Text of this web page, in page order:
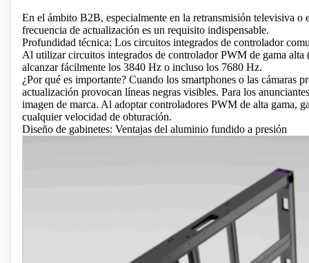
En el ámbito B2B, especialmente en la retransmisión televisiva o
frecuencia de actualización es un requisito indispensable.
Profundidad técnica: Los circuitos integrados de controlador
Al utilizar circuitos integrados de controlador PWM de gama
alcanzar fácilmente los 3840 Hz o incluso los 7680 Hz.
¿Por qué es importante? Cuando los smartphones o las cámaras
actualización provocan líneas negras visibles. Para los
imagen de marca. Al adoptar controladores PWM de alta gama,
cualquier velocidad de obturación.
Diseño de gabinetes: Ventajas del aluminio fundido a presión